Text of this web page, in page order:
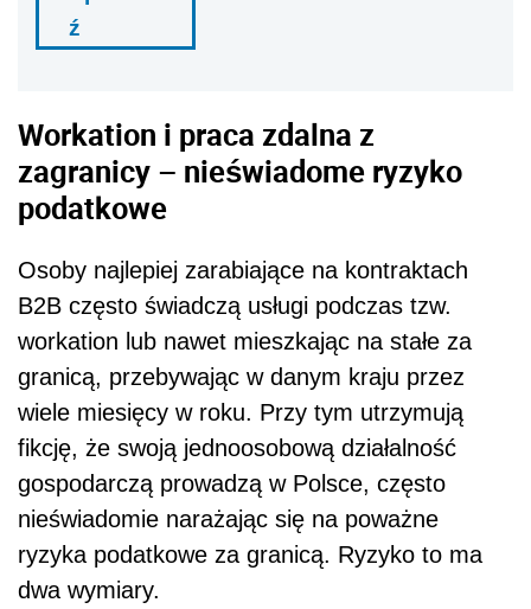
ź
Workation i praca zdalna z
zagranicy – nieświadome ryzyko
podatkowe
Osoby najlepiej zarabiające na kontraktach
B2B często świadczą usługi podczas tzw.
workation lub nawet mieszkając na stałe za
granicą, przebywając w danym kraju przez
wiele miesięcy w roku. Przy tym utrzymują
fikcję, że swoją jednoosobową działalność
gospodarczą prowadzą w Polsce, często
nieświadomie narażając się na poważne
ryzyka podatkowe za granicą. Ryzyko to ma
dwa wymiary.